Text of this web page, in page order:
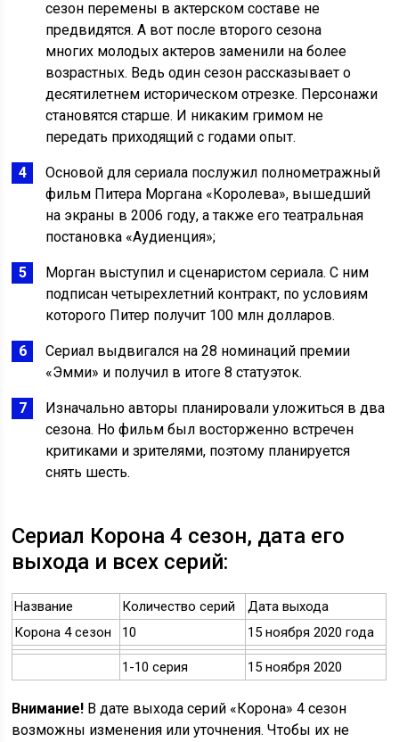
сезон перемены в актерском составе не
предвидятся. А вот после второго сезона
многих молодых актеров заменили на более
возрастных. Ведь один сезон рассказывает о
десятилетнем историческом отрезке. Персонажи
становятся старше. И никаким гримом не
передать приходящий с годами опыт.
Основой для сериала послужил полнометражный
фильм Питера Моргана «Королева», вышедший
на экраны в 2006 году, а также его театральная
постановка «Аудиенция»;
Морган выступил и сценаристом сериала. С ним
подписан четырехлетний контракт, по условиям
которого Питер получит 100 млн долларов.
Сериал выдвигался на 28 номинаций премии
«Эмми» и получил в итоге 8 статуэток.
Изначально авторы планировали уложиться в два
сезона. Но фильм был восторженно встречен
критиками и зрителями, поэтому планируется
снять шесть.
Сериал Корона 4 сезон, дата его
выхода и всех серий:
Название Количество серий
Дата выхода
Корона 4 сезон
10 15 ноября 2020 года
1-10 серия 15 ноября 2020
Внимание! В дате выхода серий «Корона» 4 сезон
возможны изменения или уточнения. Чтобы их не